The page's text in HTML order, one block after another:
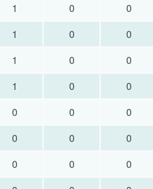
1
0 0
1
0 0
1
0 0
1
0 0
0
0 0
0
0 0
0
0 0